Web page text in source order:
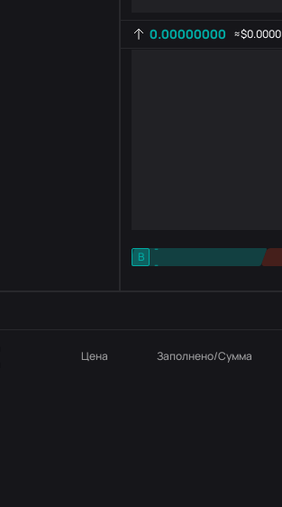
0.00000000 ≈$0.0000
B
-
-
Цена Заполнено/Сумма